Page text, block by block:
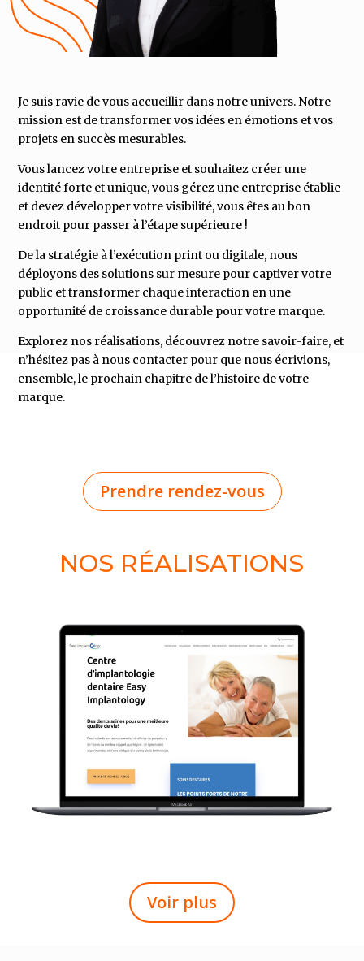
Je suis ravie de vous accueillir dans notre univers. Notre
mission est de transformer vos idées en émotions et vos
projets en succès mesurables.
Vous lancez votre entreprise et souhaitez créer une
identité forte et unique, vous gérez une entreprise établie
et devez développer votre visibilité, vous êtes au bon
endroit pour passer à l’étape supérieure !
De la stratégie à l’exécution print ou digitale, nous
déployons des solutions sur mesure pour captiver votre
public et transformer chaque interaction en une
opportunité de croissance durable pour votre marque.
Explorez nos réalisations, découvrez notre savoir-faire, et
n’hésitez pas à nous contacter pour que nous écrivions,
ensemble, le prochain chapitre de l’histoire de votre
marque.
Prendre rendez-vous
NOS RÉALISATIONS
Voir plus